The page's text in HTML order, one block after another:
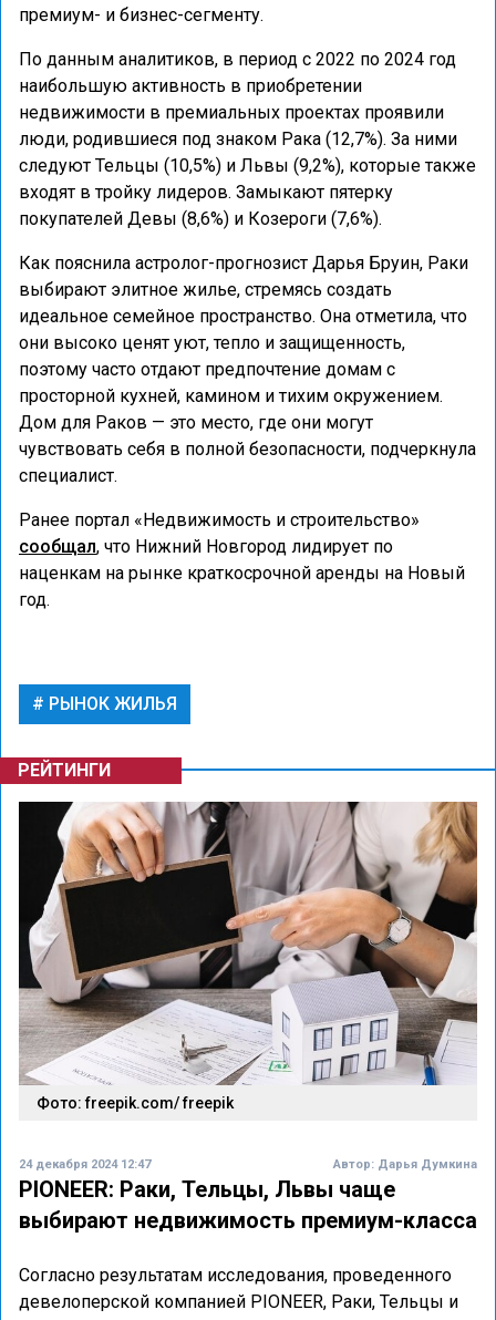
премиум- и бизнес-сегменту.
По данным аналитиков, в период с 2022 по 2024 год
наибольшую активность в приобретении
недвижимости в премиальных проектах проявили
люди, родившиеся под знаком Рака (12,7%). За ними
следуют Тельцы (10,5%) и Львы (9,2%), которые также
входят в тройку лидеров. Замыкают пятерку
покупателей Девы (8,6%) и Козероги (7,6%).
Как пояснила астролог-прогнозист Дарья Бруин, Раки
выбирают элитное жилье, стремясь создать
идеальное семейное пространство. Она отметила, что
они высоко ценят уют, тепло и защищенность,
поэтому часто отдают предпочтение домам с
просторной кухней, камином и тихим окружением.
Дом для Раков — это место, где они могут
чувствовать себя в полной безопасности, подчеркнула
специалист.
Ранее портал «Недвижимость и строительство»
сообщал, что Нижний Новгород лидирует по
наценкам на рынке краткосрочной аренды на Новый
год.
РЫНОК ЖИЛЬЯ
РЕЙТИНГИ
Фото: freepik.com/ freepik
24 декабря 2024 12:47 Автор: Дарья Думкина
PIONEER: Раки, Тельцы, Львы чаще
выбирают недвижимость премиум-класса
Согласно результатам исследования, проведенного
девелоперской компанией PIONEER, Раки, Тельцы и